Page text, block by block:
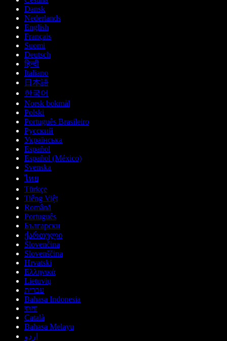
Dansk
Nederlands
English
Français
Suomi
Deutsch
हिन्दी
Italiano
日本語
한국어
Norsk bokmål
Polski
Português Brasileiro
Русский
Українська
Español
Español (México)
Svenska
ไทย
Türkçe
Tiếng Việt
Română
Português
Български
ქართული
Slovenčina
Slovenščina
Hrvatski
Ελληνικά
Lietuvių
עברית
Bahasa Indonesia
বাংলা
Català
Bahasa Melayu
اردو